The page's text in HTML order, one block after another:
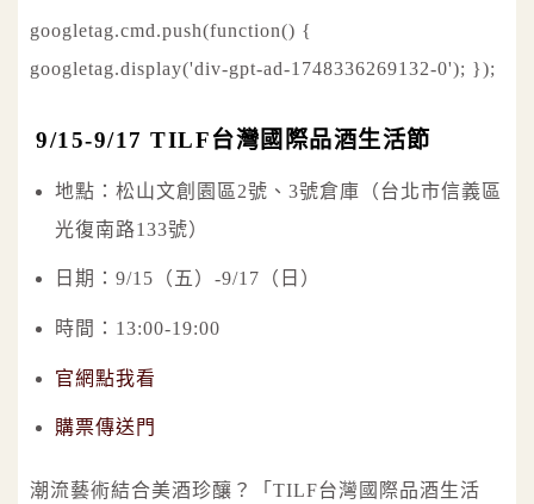
googletag.cmd.push(function() {
googletag.display('div-gpt-ad-1748336269132-0'); });
9/15-9/17 TILF台灣國際品酒生活節
地點：松山文創園區2號、3號倉庫（台北市信義區
光復南路133號）
日期：9/15（五）-9/17（日）
時間：13:00-19:00
官網點我看
購票傳送門
潮流藝術結合美酒珍釀？「TILF台灣國際品酒生活